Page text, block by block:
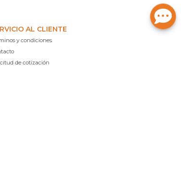
AL CLIENTE
y condiciones
de cotización